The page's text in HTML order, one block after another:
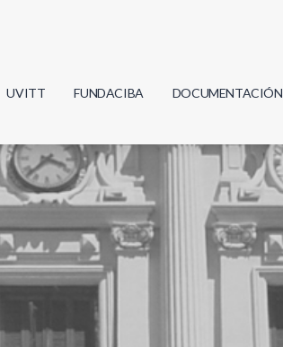
UVITT FUNDACIBA DOCUMENTACIÓN
Actas
Reglamentos
Documentos